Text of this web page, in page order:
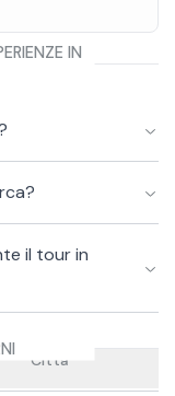
che renderanno il
IN
il tour in
Città